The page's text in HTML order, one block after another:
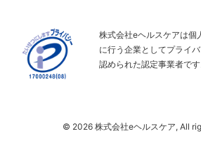
株式会社eヘルスケアは個
に行う企業としてプライ
認められた認定事業者です
© 2026 株式会社eヘルスケア, All